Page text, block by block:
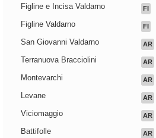
Figline e Incisa Valdarno FI
Figline Valdarno FI
San Giovanni Valdarno AR
Terranuova Bracciolini AR
Montevarchi AR
Levane AR
Viciomaggio AR
Battifolle AR